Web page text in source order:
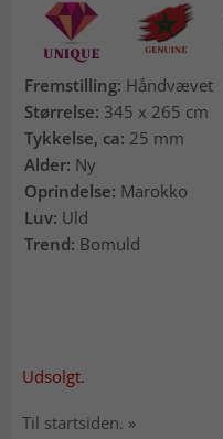
Fremstilling: Håndvævet
Størrelse: 345 x 265 cm
Tykkelse, ca: 25 mm
Alder: Ny
Oprindelse: Marokko
Luv: Uld
Trend: Bomuld
Udsolgt.
Til startsiden. »